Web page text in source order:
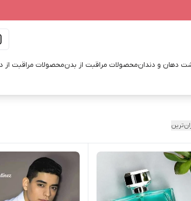
دهان و دندانمحصولات مراقبت از بدنمحصولات مراقبت